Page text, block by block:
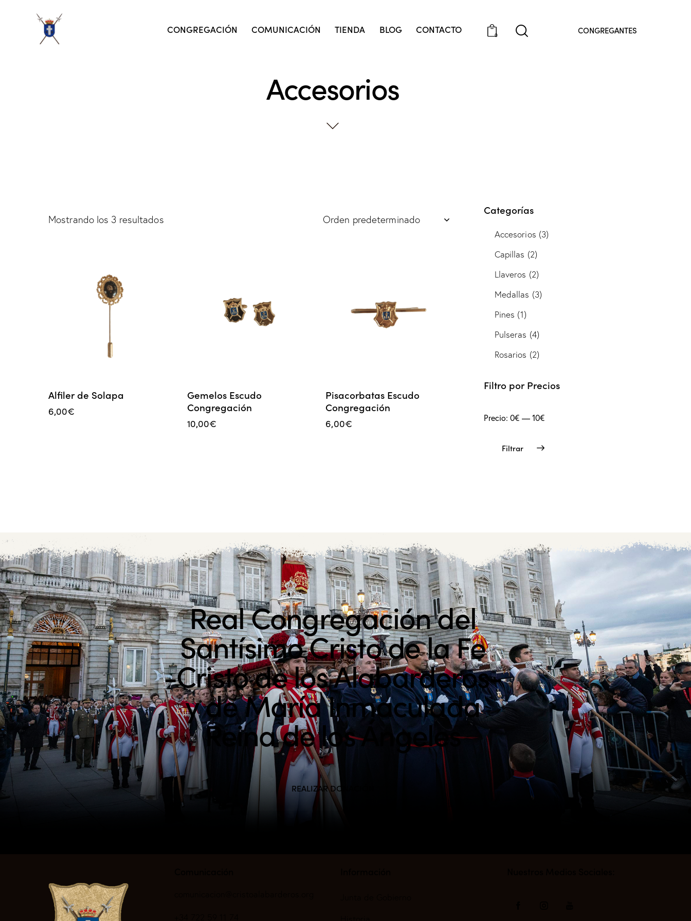
CONGREGACIÓN COMUNICACIÓN TIENDA BLOG CONTACTO
0
CONGREGANTES
Accesorios
Mostrando los 3 resultados
Alfiler de Solapa
6,00€
Gemelos Escudo
Congregación
10,00€
Pisacorbatas Escudo
Congregación
6,00€
Categorías
Accesorios (3)
Capillas (2)
Llaveros (2)
Medallas (3)
Pines (1)
Pulseras (4)
Rosarios (2)
Filtro por Precios
Filtrar
Precio:0€ — 10€
Real Congregación del
Santísimo Cristo de la Fe
-Cristo de los Alabarderos-
y de María Inmaculada
Reina de los Ángeles
REALIZAR DONACIÓN